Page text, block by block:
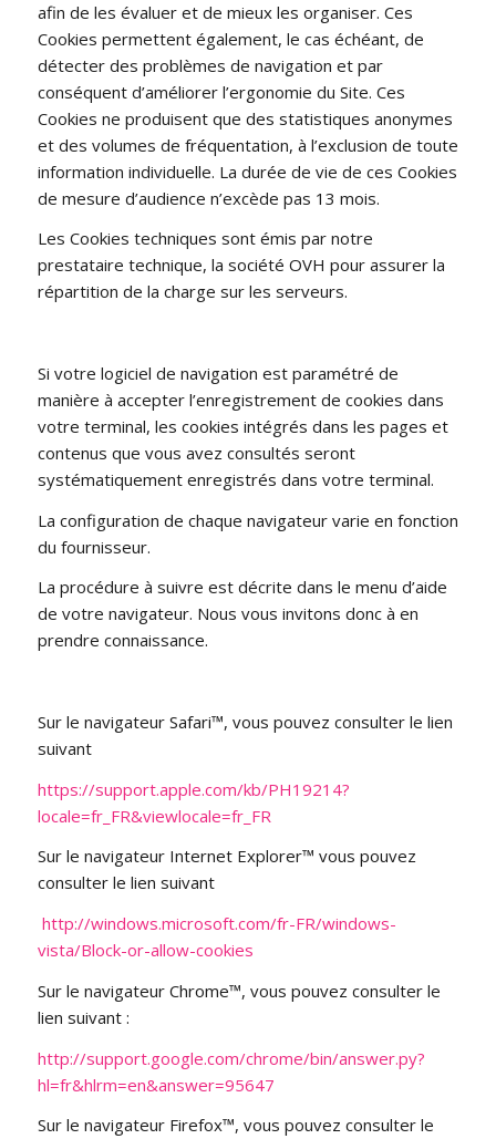
afin de les évaluer et de mieux les organiser. Ces
Cookies permettent également, le cas échéant, de
détecter des problèmes de navigation et par
conséquent d’améliorer l’ergonomie du Site. Ces
Cookies ne produisent que des statistiques anonymes
et des volumes de fréquentation, à l’exclusion de toute
information individuelle. La durée de vie de ces Cookies
de mesure d’audience n’excède pas 13 mois.
Les Cookies techniques sont émis par notre
prestataire technique, la société OVH pour assurer la
répartition de la charge sur les serveurs.
Si votre logiciel de navigation est paramétré de
manière à accepter l’enregistrement de cookies dans
votre terminal, les cookies intégrés dans les pages et
contenus que vous avez consultés seront
systématiquement enregistrés dans votre terminal.
La configuration de chaque navigateur varie en fonction
du fournisseur.
La procédure à suivre est décrite dans le menu d’aide
de votre navigateur. Nous vous invitons donc à en
prendre connaissance.
Sur le navigateur Safari™, vous pouvez consulter le lien
suivant
https://support.apple.com/kb/PH19214?
locale=fr_FR&viewlocale=fr_FR
Sur le navigateur Internet Explorer™ vous pouvez
consulter le lien suivant
http://windows.microsoft.com/fr-FR/windows-
vista/Block-or-allow-cookies
Sur le navigateur Chrome™, vous pouvez consulter le
lien suivant :
http://support.google.com/chrome/bin/answer.py?
hl=fr&hlrm=en&answer=95647
Sur le navigateur Firefox™, vous pouvez consulter le